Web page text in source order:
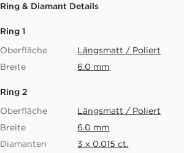
Ring & Diamant Details
Ring 1
Oberfläche
Längsmatt / Poliert
Breite
6.0 mm
Ring 2
Oberfläche
Längsmatt / Poliert
Breite
6.0 mm
Diamanten
3 x 0.015 ct.